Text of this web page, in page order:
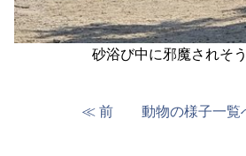
砂浴び中に邪魔されそ
≪ 前 動物の様子一覧